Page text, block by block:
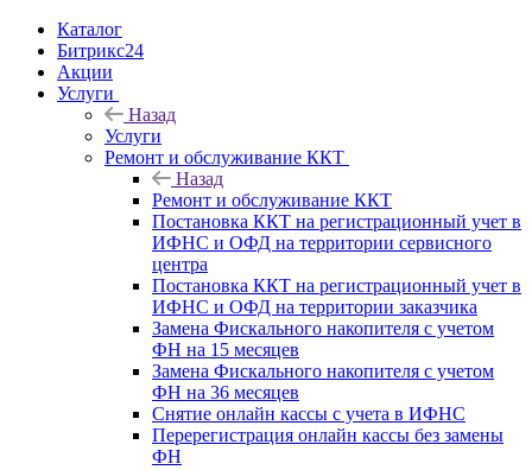
Каталог
Битрикс24
Акции
Услуги
Назад
Услуги
Ремонт и обслуживание ККТ
Назад
Ремонт и обслуживание ККТ
Постановка ККТ на регистрационный учет в
ИФНС и ОФД на территории сервисного
центра
Постановка ККТ на регистрационный учет в
ИФНС и ОФД на территории заказчика
Замена Фискального накопителя с учетом
ФН на 15 месяцев
Замена Фискального накопителя с учетом
ФН на 36 месяцев
Снятие онлайн кассы с учета в ИФНС
Перерегистрация онлайн кассы без замены
ФН